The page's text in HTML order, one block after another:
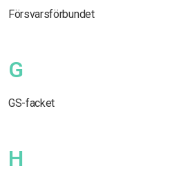
Försvarsförbundet
G
GS-facket
H